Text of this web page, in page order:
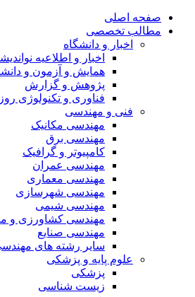
صفحه اصلی
مطالب تخصصی
اخبار و دانشگاه
اخبار و اطلاعیه نواندیشان
همایش و آزمون و دانشگاه
پژوهش و گزارش
فناوری و تکنولوژی روز
فنی و مهندسی
مهندسی مکانیک
مهندسی برق
کامپیوتر و گرافیک
مهندسی عمران
مهندسی معماری
مهندسی شهرسازی
مهندسی شیمی
مهندسی کشاورزی و
مهندسی صنایع
سایر رشته های مهندسی
علوم پایه و پزشکی
پزشکی
زیست شناسی